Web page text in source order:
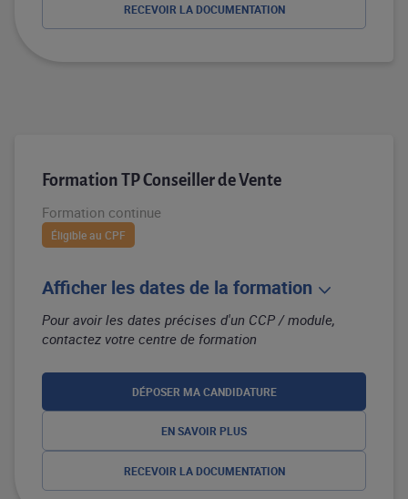
RECEVOIR LA DOCUMENTATION
Formation TP Conseiller de Vente
Formation continue
Éligible au CPF
Afficher les dates de la formation
Pour avoir les dates précises d'un CCP / module,
contactez votre centre de formation
DÉPOSER MA CANDIDATURE
EN SAVOIR PLUS
RECEVOIR LA DOCUMENTATION